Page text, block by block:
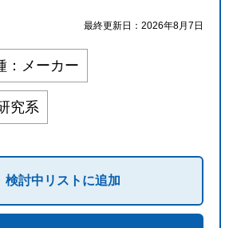
最終更新日：2026年8月7日
：メーカー
究系
討中リストに追加